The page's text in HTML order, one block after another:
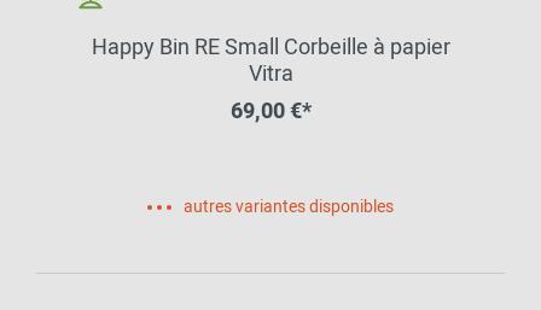
Happy Bin RE Small Corbeille à papier
Vitra
69,00 €*
autres variantes disponibles